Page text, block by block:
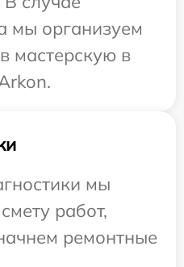
мы организуем
мастерскую в
мы
работ,
ремонтные